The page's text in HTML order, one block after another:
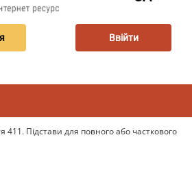
Ввійти
411. Підстави для повного або часткового